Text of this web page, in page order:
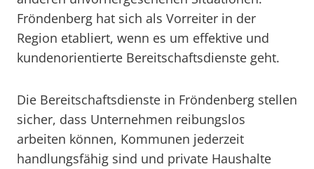
Fröndenberg hat sich als Vorreiter in der
Region etabliert, wenn es um effektive und
kundenorientierte Bereitschaftsdienste geht.
Die Bereitschaftsdienste in Fröndenberg stellen
sicher, dass Unternehmen reibungslos
arbeiten können, Kommunen jederzeit
handlungsfähig sind und private Haushalte